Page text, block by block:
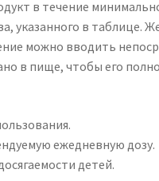
в течение
указанного в таблице.
можно вводить
в пище, чтобы его
ежедневную дозу.
детей.